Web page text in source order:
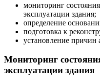
мониторинг
эксплуатации здания;
определение
подготовка к
установление причин
Мониторинг
эксплуатации здания